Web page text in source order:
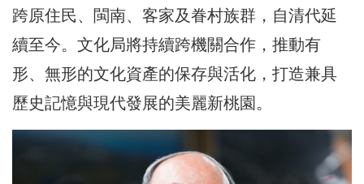
跨原住民、閩南、客家及眷村族群，自清代延
續至今。文化局將持續跨機關合作，推動有
形、無形的文化資產的保存與活化，打造兼具
歷史記憶與現代發展的美麗新桃園。